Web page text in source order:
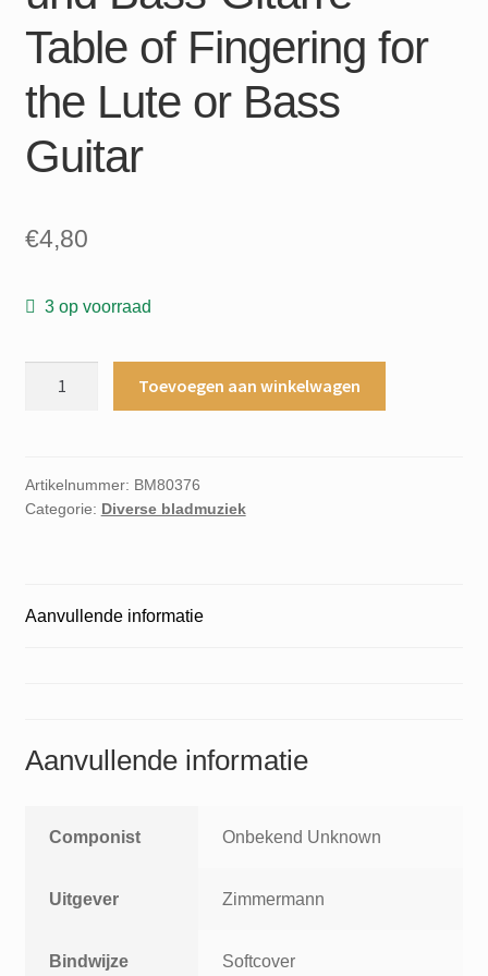
Table of Fingering for
the Lute or Bass
Guitar
€4,80
3 op voorraad
Laute
und
of
or
aantal
Toevoegen aan winkelwagen
Artikelnummer: BM80376
Categorie: Diverse bladmuziek
Aanvullende informatie
Aanvullende informatie
Componist Onbekend Unknown
Uitgever Zimmermann
Bindwijze Softcover